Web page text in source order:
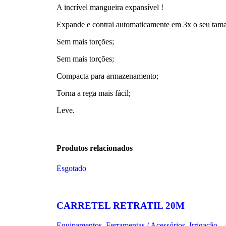
A incrível mangueira expansível !
Expande e contrai automaticamente em 3x o seu
Sem mais torções;
Sem mais torções;
Compacta para armazenamento;
Torna a rega mais fácil;
Leve.
Produtos relacionados
Esgotado
CARRETEL RETRATIL 20M